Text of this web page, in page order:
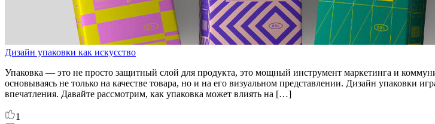
Дизайн упаковки как искусство
Упаковка — это не просто защитный слой для продукта, это мощный инструмент маркетинга и
основываясь не только на качестве товара, но и на его визуальном представлении. Дизайн упаковки
впечатления. Давайте рассмотрим, как упаковка может влиять на […]
1